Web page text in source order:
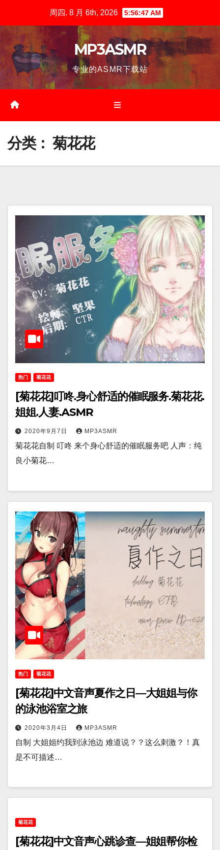
周四. 8 月 6th, 2026 5:56:48 AM
MP3ASMR
专业的ASMR下载站
分类： 菊花花
热门 菊花花
[菊花花]叮咚.身心舒适的催眠服务.菊花花.
姐姐.人妻.ASMR
2020年9月7日 MP3ASMR
菊花花自制 叮咚 来个身心舒适的催眠服务吧 人声：纯
良小菊花…
热门 菊花花
[菊花花]中文音声夏作之日—大姐姐与你
的泳池浴室之旅
2020年3月4日 MP3ASMR
自制 大姐姐约我到泳池边 难道说？？这么刺激？！真
是不可描述…
菊花花
[菊花花]中文音声心跳诊查—姐姐帮你检